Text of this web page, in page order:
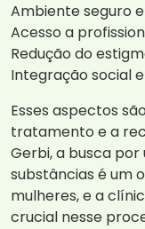
Ambiente seguro
Acesso a
Redução do
Integração social
Esses aspectos
tratamento e a
Gerbi, a busca por
substâncias é um
mulheres, e a
crucial nesse